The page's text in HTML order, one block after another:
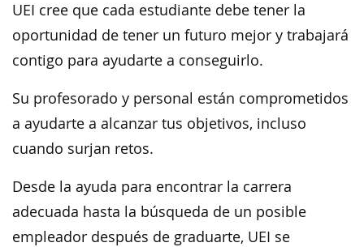
UEI cree que cada estudiante debe tener la
oportunidad de tener un futuro mejor y trabajará
contigo para ayudarte a conseguirlo.
Su profesorado y personal están comprometidos
a ayudarte a alcanzar tus objetivos, incluso
cuando surjan retos.
Desde la ayuda para encontrar la carrera
adecuada hasta la búsqueda de un posible
empleador después de graduarte, UEI se